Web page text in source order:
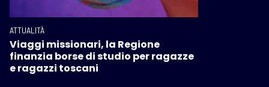
ATTUALITÀ
Viaggi missionari, la Regione
finanzia borse di studio per ragazze
e ragazzi toscani